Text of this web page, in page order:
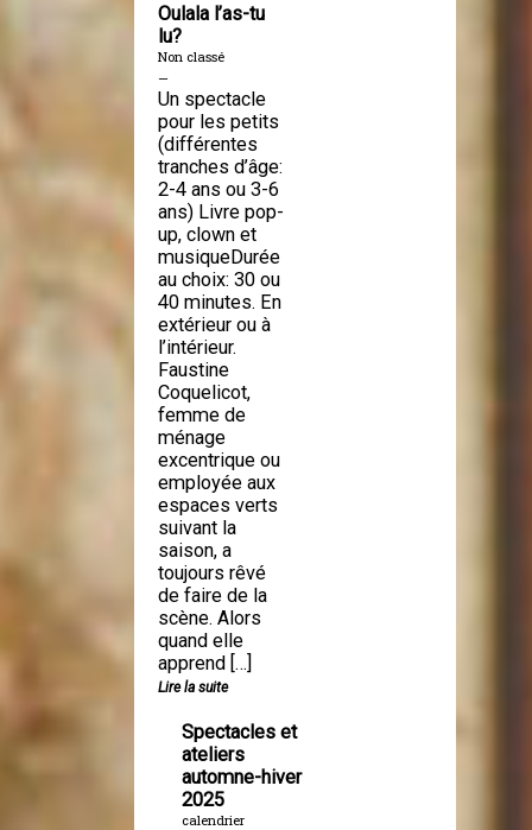
Oulala l’as-tu
lu?
Non classé
—
Un spectacle
pour les petits
(différentes
tranches d’âge:
2-4 ans ou 3-6
ans) Livre pop-
up, clown et
musiqueDurée
au choix: 30 ou
40 minutes. En
extérieur ou à
l’intérieur.
Faustine
Coquelicot,
femme de
ménage
excentrique ou
employée aux
espaces verts
suivant la
saison, a
toujours rêvé
de faire de la
scène. Alors
quand elle
apprend […]
Lire la suite
Spectacles et
ateliers
automne-hiver
2025
calendrier